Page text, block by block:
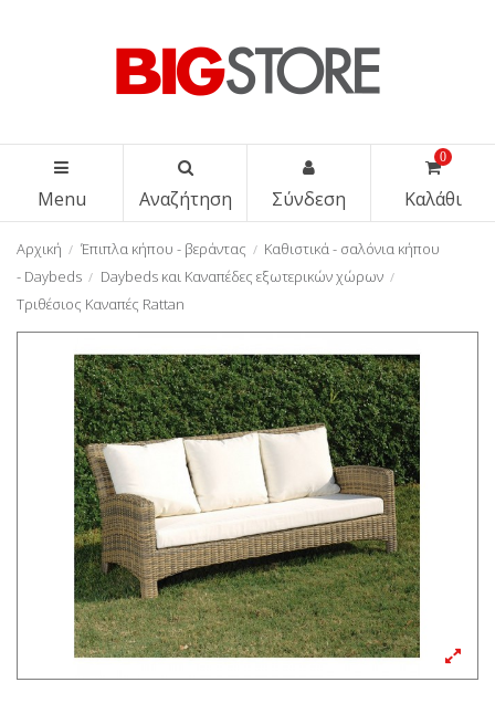
Menu Αναζήτηση Σύνδεση
0
Καλάθι
Αρχική Έπιπλα κήπου - βεράντας
Καθιστικά - σαλόνια κήπου
- Daybeds
Daybeds και Καναπέδες εξωτερικών χώρων
Τριθέσιος Καναπές Rattan